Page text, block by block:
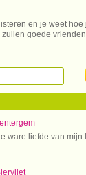
en je weet hoe
goede
ware liefde van mijn